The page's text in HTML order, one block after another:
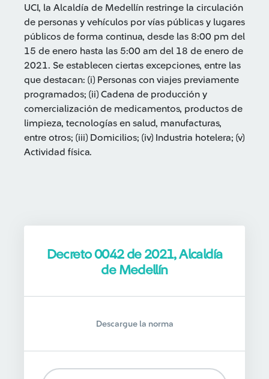
UCI, la Alcaldía de Medellín restringe la circulación
de personas y vehículos por vías públicas y lugares
públicos de forma continua, desde las 8:00 pm del
15 de enero hasta las 5:00 am del 18 de enero de
2021. Se establecen ciertas excepciones, entre las
que destacan: (i) Personas con viajes previamente
programados; (ii) Cadena de producción y
comercialización de medicamentos, productos de
limpieza, tecnologías en salud, manufacturas,
entre otros; (iii) Domicilios; (iv) Industria hotelera; (v)
Actividad física.
Decreto 0042 de 2021, Alcaldía
de Medellín
Descargue la norma